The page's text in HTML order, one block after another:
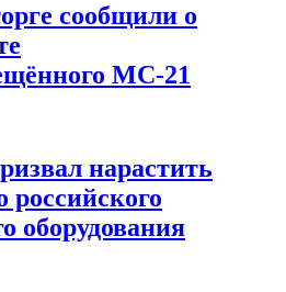
сообщили о
МС-21
нарастить
российского
оборудования